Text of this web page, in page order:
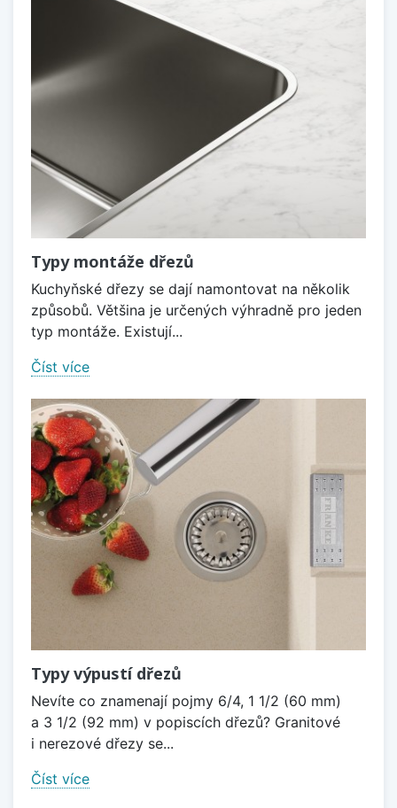
Typy montáže dřezů
Kuchyňské dřezy se dají namontovat na několik
způsobů. Většina je určených výhradně pro jeden
typ montáže. Existují...
Číst více
Typy výpustí dřezů
Nevíte co znamenají pojmy 6/4, 1 1/2 (60 mm)
a 3 1/2 (92 mm) v popiscích dřezů? Granitové
i nerezové dřezy se...
Číst více